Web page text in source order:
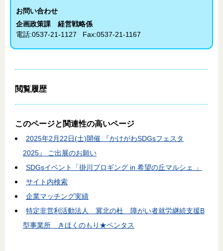
お問い合わせ
企画政策課 経営戦略係
電話:0537-21-1127 Fax:0537-21-1167
閲覧履歴
このページと 関連性の高いページ
2025年2月22日(土)開催 『かけがわSDGsフェスタ
2025』 ご出展のお願い
SDGsイベント「掛川プロギング in 希望の丘マルシェ 」
サイト内検索
企業マッチング実績
特定非営利活動法人 冀北の杜 障がい者就労継続支援B
型事業所 きほくのもり★ペンタス